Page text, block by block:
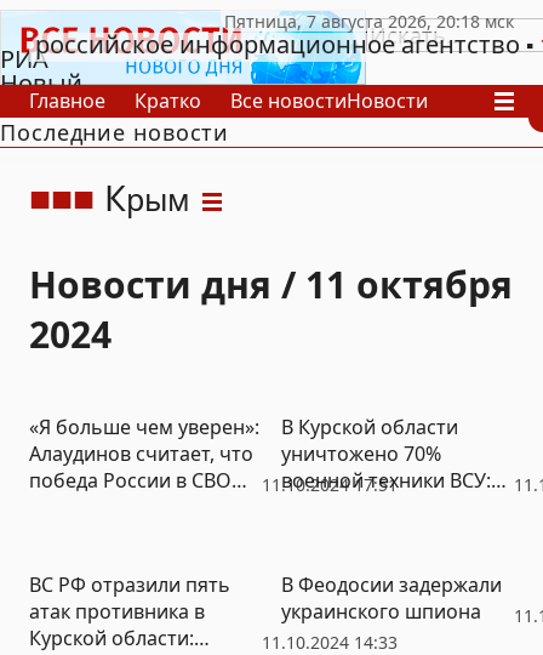
РИА
Новый
День
российское информационное агентство
Главное Кратко Все новостиНовости
В России
В мире
Последние новости
Крым
Новости дня / 11 октября
2024
11.10.2024 17:51
«Я больше чем уверен»:
Алаудинов считает, что
победа России в СВО
В Курской области
уничтожено 70%
военной техники ВСУ:
11.10.2024 14:33
ВС РФ отразили пять
атак противника в
Курской области:
В Феодосии задержали
украинского шпиона